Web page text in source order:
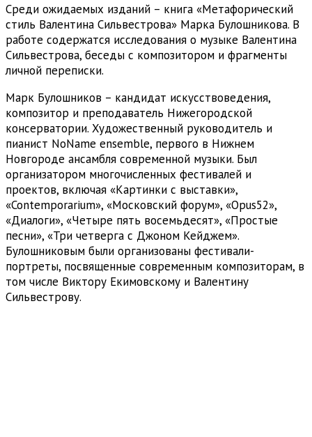
Среди ожидаемых изданий – книга «Метафорический
стиль Валентина Сильвестрова» Марка Булошникова. В
работе содержатся исследования о музыке Валентина
Сильвестрова, беседы с композитором и фрагменты
личной переписки.
Марк Булошников – кандидат искусствоведения,
композитор и преподаватель Нижегородской
консерватории. Художественный руководитель и
пианист NoName ensemble, первого в Нижнем
Новгороде ансамбля современной музыки. Был
организатором многочисленных фестивалей и
проектов, включая «Картинки с выставки»,
«Contemporarium», «Московский форум», «Opus52»,
«Диалоги», «Четыре пять восемьдесят», «Простые
песни», «Три четверга с Джоном Кейджем».
Булошниковым были организованы фестивали-
портреты, посвященные современным композиторам, в
том числе Виктору Екимовскому и Валентину
Сильвестрову.